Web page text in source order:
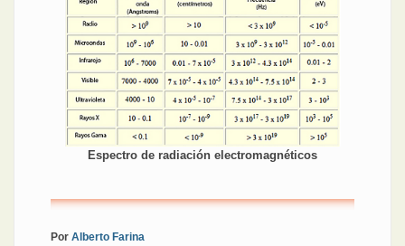
Espectro de radiación electromagnéticos
Por Alberto Farina